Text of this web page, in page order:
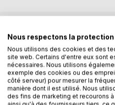
DESCRIPTION
Marie-Antoinette vient
(comme toute sa fratrie),
qui la dépassent, à un homme
aussi marié d'office, elle a
Nous respectons la protection
Nous utilisons des cookies et des
site web. Certains d'entre eux sont
nécessaires. Nous utilisons
exemple des cookies ou des
côté serveur) pour mesurer la
manière dont il est utilisé. Nous
des fins de marketing et recourons